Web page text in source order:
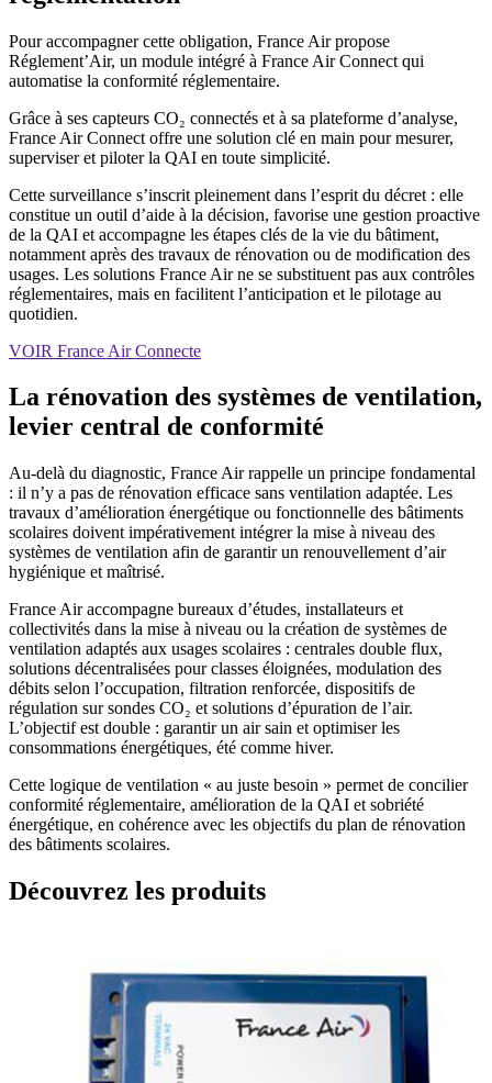
Pour accompagner cette obligation, France Air propose
Réglement’Air, un module intégré à France Air Connect qui
automatise la conformité réglementaire.
Grâce à ses capteurs CO₂ connectés et à sa plateforme d’analyse,
France Air Connect offre une solution clé en main pour mesurer,
superviser et piloter la QAI en toute simplicité.
Cette surveillance s’inscrit pleinement dans l’esprit du décret : elle
constitue un outil d’aide à la décision, favorise une gestion proactive
de la QAI et accompagne les étapes clés de la vie du bâtiment,
notamment après des travaux de rénovation ou de modification des
usages. Les solutions France Air ne se substituent pas aux contrôles
réglementaires, mais en facilitent l’anticipation et le pilotage au
quotidien.
VOIR France Air Connecte
La rénovation des systèmes de ventilation,
levier central de conformité
Au-delà du diagnostic, France Air rappelle un principe fondamental
: il n’y a pas de rénovation efficace sans ventilation adaptée. Les
travaux d’amélioration énergétique ou fonctionnelle des bâtiments
scolaires doivent impérativement intégrer la mise à niveau des
systèmes de ventilation afin de garantir un renouvellement d’air
hygiénique et maîtrisé.
France Air accompagne bureaux d’études, installateurs et
collectivités dans la mise à niveau ou la création de systèmes de
ventilation adaptés aux usages scolaires : centrales double flux,
solutions décentralisées pour classes éloignées, modulation des
débits selon l’occupation, filtration renforcée, dispositifs de
régulation sur sondes CO₂ et solutions d’épuration de l’air.
L’objectif est double : garantir un air sain et optimiser les
consommations énergétiques, été comme hiver.
Cette logique de ventilation « au juste besoin » permet de concilier
conformité réglementaire, amélioration de la QAI et sobriété
énergétique, en cohérence avec les objectifs du plan de rénovation
des bâtiments scolaires.
Découvrez les produits